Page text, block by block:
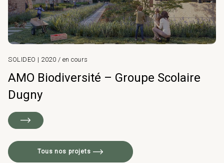
SOLIDEO | 2020 / en cours
AMO Biodiversité – Groupe Scolaire
Dugny
Tous nos projets